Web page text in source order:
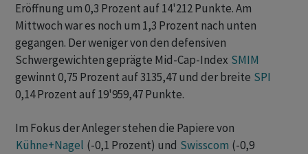
Eröffnung um 0,3 Prozent auf 14'212 Punkte. Am
Mittwoch war es noch um 1,3 Prozent nach unten
gegangen. Der weniger von den defensiven
Schwergewichten geprägte Mid-Cap-Index SMIM
gewinnt 0,75 Prozent auf 3135,47 und der breite SPI
0,14 Prozent auf 19'959,47 Punkte.
Im Fokus der Anleger stehen die Papiere von
Kühne+Nagel (-0,1 Prozent) und Swisscom (-0,9